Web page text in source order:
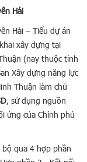
Hải
Hải – Tiểu dự án
xây dựng tại
(nay thuộc tỉnh
Xây dựng năng lực
Thuận làm chủ
, sử dụng nguồn
ứng của Chính phủ
qua 4 hợp phần